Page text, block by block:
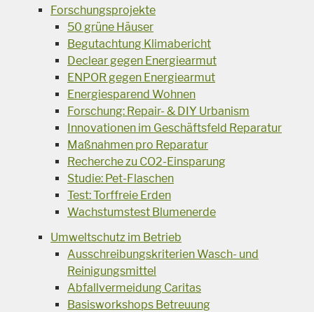
Forschungsprojekte
50 grüne Häuser
Begutachtung Klimabericht
Declear gegen Energiearmut
ENPOR gegen Energiearmut
Energiesparend Wohnen
Forschung: Repair- & DIY Urbanism
Innovationen im Geschäftsfeld Reparatur
Maßnahmen pro Reparatur
Recherche zu CO2-Einsparung
Studie: Pet-Flaschen
Test: Torffreie Erden
Wachstumstest Blumenerde
Umweltschutz im Betrieb
Ausschreibungskriterien Wasch- und
Reinigungsmittel
Abfallvermeidung Caritas
Basisworkshops Betreuung